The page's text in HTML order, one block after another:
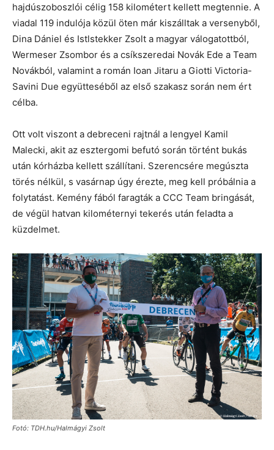
hajdúszoboszlói célig 158 kilométert kellett megtennie. A
viadal 119 indulója közül öten már kiszálltak a versenyből,
Dina Dániel és Istlstekker Zsolt a magyar válogatottból,
Wermeser Zsombor és a csíkszeredai Novák Ede a Team
Novákból, valamint a román Ioan Jitaru a Giotti Victoria-
Savini Due együtteséből az első szakasz során nem ért
célba.
Ott volt viszont a debreceni rajtnál a lengyel Kamil
Malecki, akit az esztergomi befutó során történt bukás
után kórházba kellett szállítani. Szerencsére megúszta
törés nélkül, s vasárnap úgy érezte, meg kell próbálnia a
folytatást. Kemény fából faragták a CCC Team bringását,
de végül hatvan kilométernyi tekerés után feladta a
küzdelmet.
Fotó: TDH.hu/Halmágyi Zsolt